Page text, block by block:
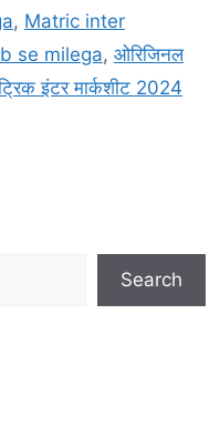
, Matric inter
se milega, ओरिजिनल
इंटर मार्कशीट 2024
Search